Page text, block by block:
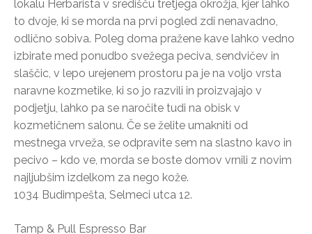
lokalu Herbarista v središču tretjega okrožja, kjer lahko
to dvoje, ki se morda na prvi pogled zdi nenavadno,
odlično sobiva. Poleg doma pražene kave lahko vedno
izbirate med ponudbo svežega peciva, sendvičev in
slaščic, v lepo urejenem prostoru pa je na voljo vrsta
naravne kozmetike, ki so jo razvili in proizvajajo v
podjetju, lahko pa se naročite tudi na obisk v
kozmetičnem salonu. Če se želite umakniti od
mestnega vrveža, se odpravite sem na slastno kavo in
pecivo – kdo ve, morda se boste domov vrnili z novim
najljubšim izdelkom za nego kože.
1034 Budimpešta, Selmeci utca 12.
Tamp & Pull Espresso Bar